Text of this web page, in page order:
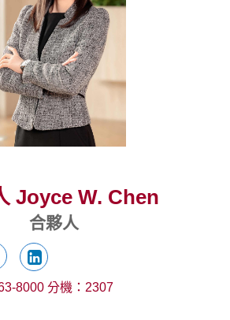
Joyce W. Chen
合夥人
8000 分機： 2307